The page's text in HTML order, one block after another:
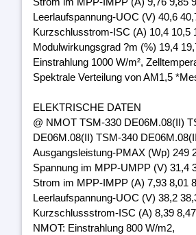
Leerlaufspannung-UOC (V) 40,6
Kurzschlusstrom-ISC (A) 10,4 10,5
Modulwirkungsgrad ?m (%) 19,4
Einstrahlung 1000 W/m²,
Spektrale Verteilung von AM1,5
ELEKTRISCHE DATEN
@ NMOT TSM-330 DE06M.08(II)
DE06M.08(II) TSM-340
Ausgangsleistung-PMAX (Wp) 249
Spannung im MPP-UMPP (V) 31,4
Strom im MPP-IMPP (A) 7,93 8,01
Leerlaufspannung-UOC (V) 38,2
Kurzschlussstrom-ISC (A) 8,39
NMOT: Einstrahlung 800 W/m2,